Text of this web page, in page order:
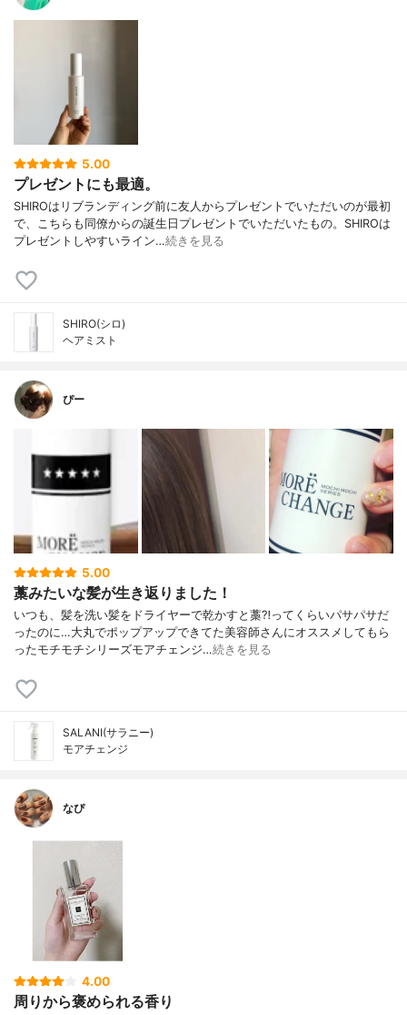
5.00
プレゼントにも最適。
SHIROはリブランディング前に友人からプレゼントでいただいのが最初
で、こちらも同僚からの誕生日プレゼントでいただいたもの。SHIROは
プレゼントしやすいライン…続きを見る
SHIRO(シロ)
ヘアミスト
ぴー
5.00
藁みたいな髪が生き返りました！
いつも、髪を洗い髪をドライヤーで乾かすと藁⁈ってくらいパサパサだ
ったのに…大丸でポップアップできてた美容師さんにオススメしてもら
ったモチモチシリーズモアチェンジ…続きを見る
SALANI(サラニー)
モアチェンジ
なぴ
4.00
周りから褒められる香り